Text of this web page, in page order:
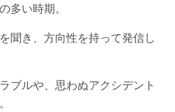
多い時期。
聞き、方向性を持って発信し
ブルや、思わぬアクシデント